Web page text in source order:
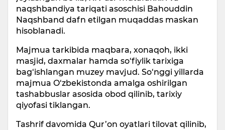
naqshbandiya tariqati asoschisi Bahouddin
Naqshband dafn etilgan muqaddas maskan
hisoblanadi.
Majmua tarkibida maqbara, xonaqoh, ikki
masjid, daxmalar hamda so‘fiylik tarixiga
bag‘ishlangan muzey mavjud. So‘nggi yillarda
majmua O‘zbekistonda amalga oshirilgan
tashabbuslar asosida obod qilinib, tarixiy
qiyofasi tiklangan.
Tashrif davomida Qur’on oyatlari tilovat qilinib,